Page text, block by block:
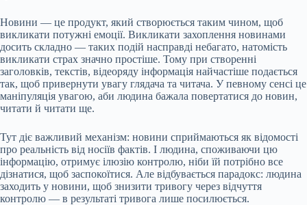
Новини — це продукт, який створюється таким чином, щоб
викликати потужні емоції. Викликати захоплення новинами
досить складно — таких подій насправді небагато, натомість
викликати страх значно простіше. Тому при створенні
заголовків, текстів, відеоряду інформація найчастіше подається
так, щоб привернути увагу глядача та читача. У певному сенсі це
маніпуляція увагою, аби людина бажала повертатися до новин,
читати й читати ще.
Тут діє важливий механізм: новини сприймаються як відомості
про реальність від носіїв фактів. І людина, споживаючи цю
інформацію, отримує ілюзію контролю, ніби їй потрібно все
дізнатися, щоб заспокоїтися. Але відбувається парадокс: людина
заходить у новини, щоб знизити тривогу через відчуття
контролю — в результаті тривога лише посилюється.